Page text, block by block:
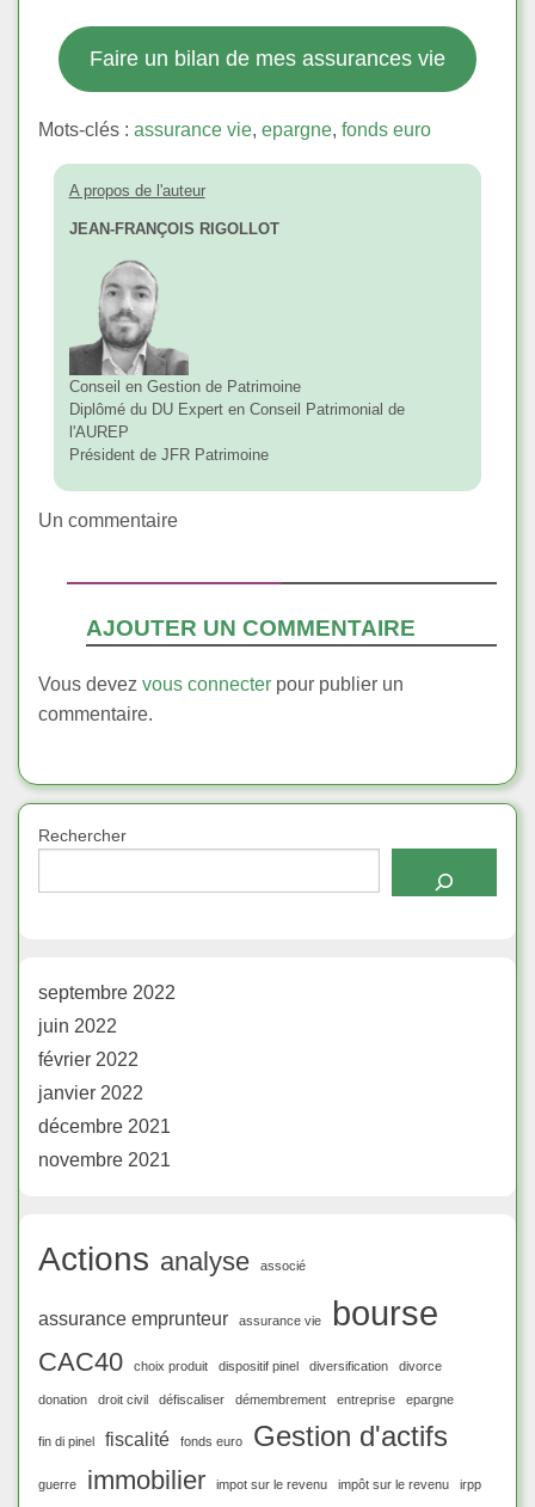
Faire un bilan de mes assurances vie
Mots-clés : assurance vie, epargne, fonds euro
A propos de l'auteur
JEAN-FRANÇOIS RIGOLLOT
Conseil en Gestion de Patrimoine
Diplômé du DU Expert en Conseil Patrimonial de
l'AUREP
Président de JFR Patrimoine
Un commentaire
AJOUTER UN COMMENTAIRE
Vous devez vous connecter pour publier un
commentaire.
Rechercher
septembre 2022
juin 2022
février 2022
janvier 2022
décembre 2021
novembre 2021
Actions analyse associé
assurance emprunteur assurance vie bourse
CAC40 choix produit dispositif pinel diversification divorce
donation droit civil défiscaliser démembrement entreprise epargne
fin di pinel fiscalité fonds euro Gestion d'actifs
guerre immobilier impot sur le revenu impôt sur le revenu irpp